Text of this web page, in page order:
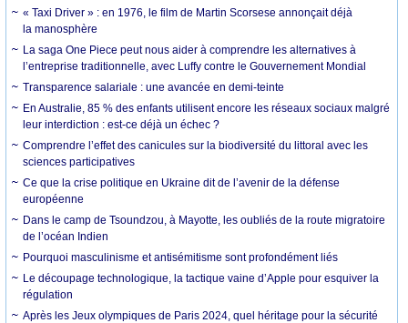
« Taxi Driver » : en 1976, le film de Martin Scorsese annonçait déjà
la manosphère
La saga One Piece peut nous aider à comprendre les alternatives à
l’entreprise traditionnelle, avec Luffy contre le Gouvernement Mondial
Transparence salariale : une avancée en demi-teinte
En Australie, 85 % des enfants utilisent encore les réseaux sociaux malgré
leur interdiction : est-ce déjà un échec ?
Comprendre l’effet des canicules sur la biodiversité du littoral avec les
sciences participatives
Ce que la crise politique en Ukraine dit de l’avenir de la défense
européenne
Dans le camp de Tsoundzou, à Mayotte, les oubliés de la route migratoire
de l’océan Indien
Pourquoi masculinisme et antisémitisme sont profondément liés
Le découpage technologique, la tactique vaine d’Apple pour esquiver la
régulation
Après les Jeux olympiques de Paris 2024, quel héritage pour la sécurité